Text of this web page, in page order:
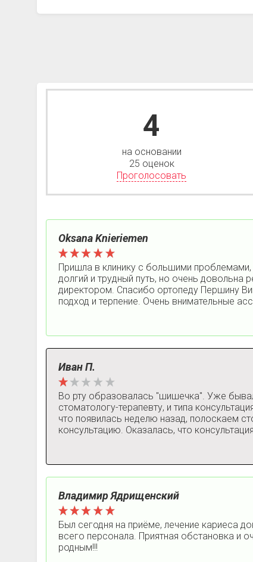
4
на основании
25 оценок
Проголосовать
Oksana Knieriemen
Пришла в клинику с большими проблемами,
долгий и трудный путь, но очень довольна
директором. Спасибо ортопеду Першину
подход и терпение. Очень внимательные
Иван П.
Во рту образовалась "шишечка". Уже
стоматологу-терапевту, и типа
что появилась неделю назад, полоскаем
консультацию. Оказалась, что
Владимир Ядрищенский
Был сегодня на приёме, лечение кариеса
всего персонала. Приятная обстановка и
родным!!!